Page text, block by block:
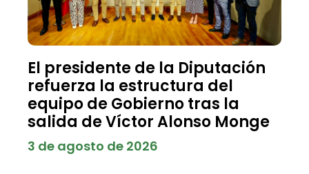
El presidente de la Diputación
refuerza la estructura del
equipo de Gobierno tras la
salida de Víctor Alonso Monge
3 de agosto de 2026